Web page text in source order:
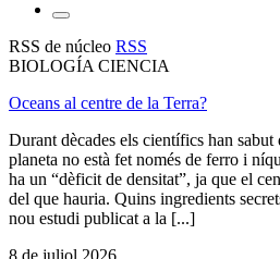
RSS de núcleo RSS
BIOLOGÍA CIENCIA
Oceans al centre de la Terra?
Durant dècades els científics han
planeta no està fet només de ferro i
ha un “dèficit de densitat”, ja que el
del que hauria. Quins ingredients
nou estudi publicat a la [...]
8 de juliol 2026